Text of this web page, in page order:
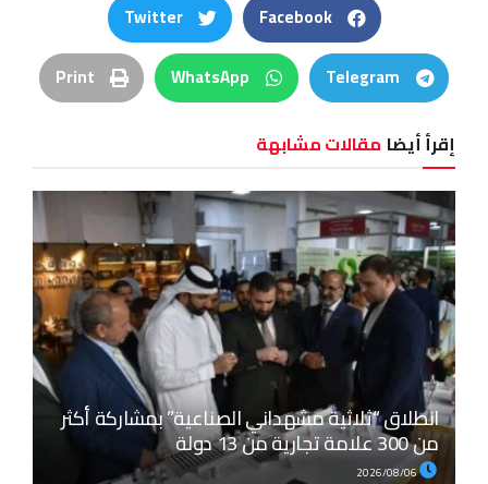
Facebook
Twitter
Telegram
WhatsApp
Print
إقرأ أيضا مقالات مشابهة
انطلاق “ثلاثية مشهداني الصناعية” بمشاركة أكثر
من 300 علامة تجارية من 13 دولة
2026/08/06